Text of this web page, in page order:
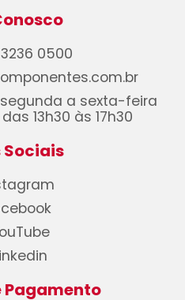
0500
a sexta-feira
13h30 às 17h30
Sociais
Pagamento